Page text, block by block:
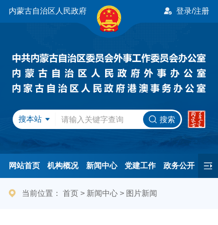
内蒙古自治区人民政府 登录/注册
搜本站 搜索
网站首页 机构概况 新闻中心 党建工作 政务公开
办事服务 民间友好 港澳事务 互动交流
当前位置： 首页> 新闻中心> 图片新闻